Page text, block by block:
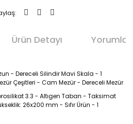
Ürün Detayı Yorumlar
- Dereceli Silindir Mavi Skala - 1
Çeşitleri - Cam Mezür - Dereceli Mezür
3.3 - Altıgen Taban - Taksimat
26x200 mm - Sıfır Ürün - 1